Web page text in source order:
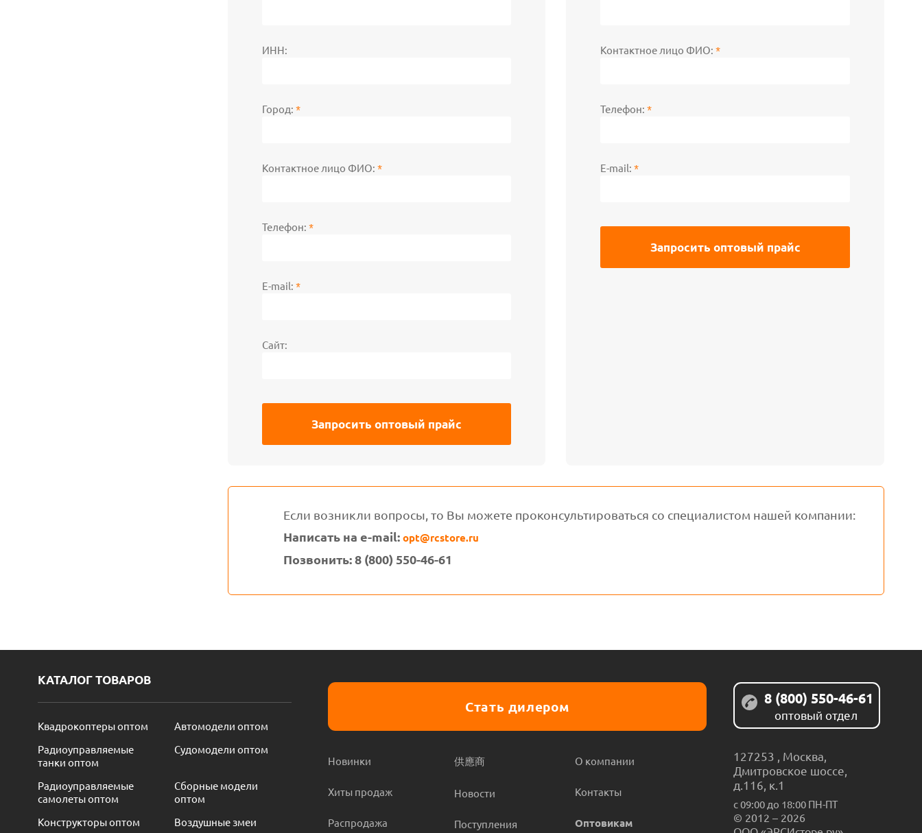
ИНН:
Город: *
Контактное лицо ФИО: *
Телефон: *
E-mail: *
Сайт:
Контактное лицо ФИО:*
Телефон:*
E-mail:*
Если возникли вопросы, то Вы можете проконсультироваться со специалистом нашей компании:
Написать на e-mail: opt@rcstore.ru
Позвонить: 8 (800) 550-46-61
КАТАЛОГ ТОВАРОВ
Квадрокоптеры оптом
Автомодели оптом
Радиоуправляемые
танки оптом
Судомодели оптом
Радиоуправляемые
самолеты оптом
Сборные модели
оптом
Конструкторы оптом
Воздушные змеи
Стать дилером
Новинки
Хиты продаж
Распродажа
供應商
Новости
Поступления
О компании
Контакты
Оптовикам
8 (800) 550-46-61
оптовый отдел
127253 Москва
Дмитровское шоссе,
д.116, к.1
с 09:00 до 18:00 ПН-ПТ
© 2012 – 2026